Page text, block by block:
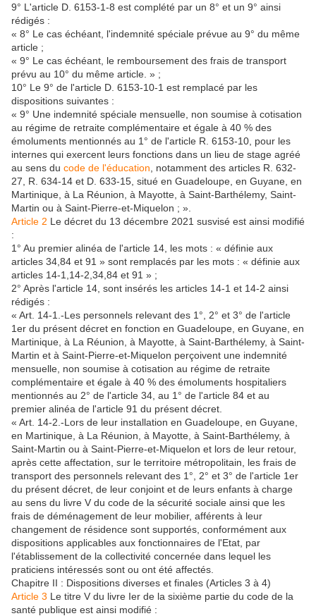
9° L'article D. 6153-1-8 est complété par un 8° et un 9° ainsi
rédigés :
« 8° Le cas échéant, l'indemnité spéciale prévue au 9° du même
article ;
« 9° Le cas échéant, le remboursement des frais de transport
prévu au 10° du même article. » ;
10° Le 9° de l'article D. 6153-10-1 est remplacé par les
dispositions suivantes :
« 9° Une indemnité spéciale mensuelle, non soumise à cotisation
au régime de retraite complémentaire et égale à 40 % des
émoluments mentionnés au 1° de l'article R. 6153-10, pour les
internes qui exercent leurs fonctions dans un lieu de stage agréé
au sens du code de l'éducation , notamment des articles R. 632-
27, R. 634-14 et D. 633-15, situé en Guadeloupe, en Guyane, en
Martinique, à La Réunion, à Mayotte, à Saint-Barthélemy, Saint-
Martin ou à Saint-Pierre-et-Miquelon ; ».
Article 2 Le décret du 13 décembre 2021 susvisé est ainsi modifié
:
1° Au premier alinéa de l'article 14, les mots : « définie aux
articles 34,84 et 91 » sont remplacés par les mots : « définie aux
articles 14-1,14-2,34,84 et 91 » ;
2° Après l'article 14, sont insérés les articles 14-1 et 14-2 ainsi
rédigés :
« Art. 14-1.-Les personnels relevant des 1°, 2° et 3° de l'article
1er du présent décret en fonction en Guadeloupe, en Guyane, en
Martinique, à La Réunion, à Mayotte, à Saint-Barthélemy, à Saint-
Martin et à Saint-Pierre-et-Miquelon perçoivent une indemnité
mensuelle, non soumise à cotisation au régime de retraite
complémentaire et égale à 40 % des émoluments hospitaliers
mentionnés au 2° de l'article 34, au 1° de l'article 84 et au
premier alinéa de l'article 91 du présent décret.
« Art. 14-2.-Lors de leur installation en Guadeloupe, en Guyane,
en Martinique, à La Réunion, à Mayotte, à Saint-Barthélemy, à
Saint-Martin ou à Saint-Pierre-et-Miquelon et lors de leur retour,
après cette affectation, sur le territoire métropolitain, les frais de
transport des personnels relevant des 1°, 2° et 3° de l'article 1er
du présent décret, de leur conjoint et de leurs enfants à charge
au sens du livre V du code de la sécurité sociale ainsi que les
frais de déménagement de leur mobilier, afférents à leur
changement de résidence sont supportés, conformément aux
dispositions applicables aux fonctionnaires de l'Etat, par
l'établissement de la collectivité concernée dans lequel les
praticiens intéressés sont ou ont été affectés.
Chapitre II : Dispositions diverses et finales (Articles 3 à 4)
Article 3 Le titre V du livre Ier de la sixième partie du code de la
santé publique est ainsi modifié :